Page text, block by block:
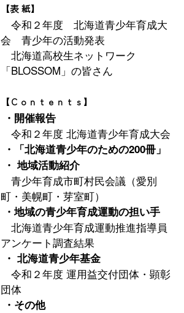
【表 紙】
令和２年度 北海道青少年育成大
会 青少年の活動発表
北海道高校生ネットワーク
「BLOSSOM」の皆さん
【Ｃｏｎｔｅｎｔｓ】
・開催報告
令和２年度 北海道青少年育成大会
・「北海道青少年のための200冊」
・ 地域活動紹介
青少年育成市町村民会議（愛別
町・美幌町・芽室町）
・地域の青少年育成運動の担い手
北海道青少年育成運動推進指導員
アンケート調査結果
・ 北海道青少年基金
令和２年度 運用益交付団体・顕彰
団体
・その他